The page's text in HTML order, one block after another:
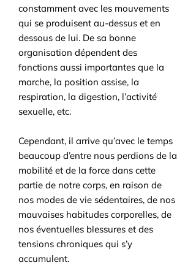
constamment avec les mouvements
qui se produisent au-dessus et en
dessous de lui. De sa bonne
organisation dépendent des
fonctions aussi importantes que la
marche, la position assise, la
respiration, la digestion, l’activité
sexuelle, etc.
Cependant, il arrive qu’avec le temps
beaucoup d’entre nous perdions de la
mobilité et de la force dans cette
partie de notre corps, en raison de
nos modes de vie sédentaires, de nos
mauvaises habitudes corporelles, de
nos éventuelles blessures et des
tensions chroniques qui s’y
accumulent.